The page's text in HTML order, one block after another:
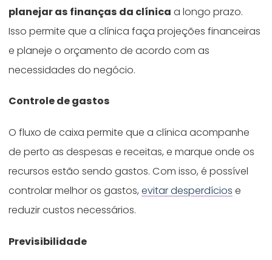
planejar as finanças da clínica a longo prazo.
Isso permite que a clínica faça projeções financeiras
e planeje o orçamento de acordo com as
necessidades do negócio.
Controle de gastos
O fluxo de caixa permite que a clínica acompanhe
de perto as despesas e receitas, e marque onde os
recursos estão sendo gastos. Com isso, é possível
controlar melhor os gastos,evitar desperdícios e
reduzir custos necessários.
Previsibilidade